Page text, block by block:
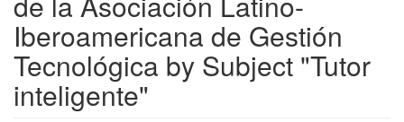
Iberoamericana de Gestión
Tecnológica by Subject "Tutor
inteligente"